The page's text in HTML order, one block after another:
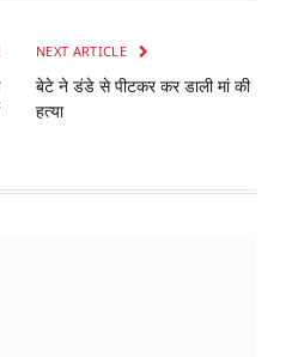
NEXT ARTICLE
बेटे ने डंडे से पीटकर कर डाली मां की
हत्या